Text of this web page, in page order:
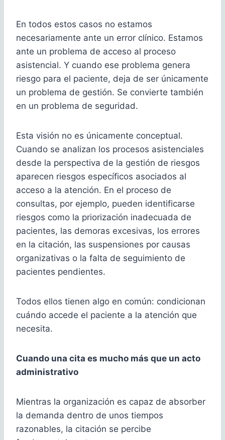
En todos estos casos no estamos
necesariamente ante un error clínico. Estamos
ante un problema de acceso al proceso
asistencial. Y cuando ese problema genera
riesgo para el paciente, deja de ser únicamente
un problema de gestión. Se convierte también
en un problema de seguridad.
Esta visión no es únicamente conceptual.
Cuando se analizan los procesos asistenciales
desde la perspectiva de la gestión de riesgos
aparecen riesgos específicos asociados al
acceso a la atención. En el proceso de
consultas, por ejemplo, pueden identificarse
riesgos como la priorización inadecuada de
pacientes, las demoras excesivas, los errores
en la citación, las suspensiones por causas
organizativas o la falta de seguimiento de
pacientes pendientes.
Todos ellos tienen algo en común: condicionan
cuándo accede el paciente a la atención que
necesita.
Cuando una cita es mucho más que un acto
administrativo
Mientras la organización es capaz de absorber
la demanda dentro de unos tiempos
razonables, la citación se percibe